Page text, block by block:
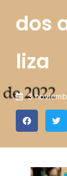
dos
liza
3